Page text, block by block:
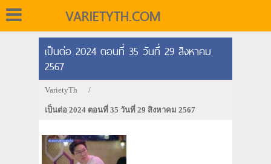
VARIETYTH.COM
เป็นต่อ 2024 ตอนที่ 35 วันที่ 29 สิงหาคม
2567
VarietyTh /
เป็นต่อ 2024 ตอนที่ 35 วันที่ 29 สิงหาคม 2567